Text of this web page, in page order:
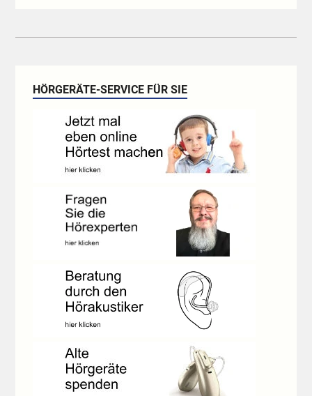
HÖRGERÄTE-SERVICE FÜR SIE